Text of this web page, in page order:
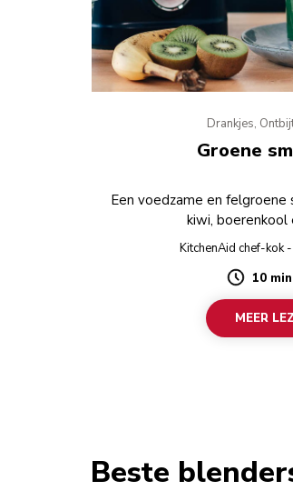
Drankjes,
Groene
Een voedzame en
kiwi, boerenkool
KitchenAid chef-kok
Duration
10
MEER
Beste